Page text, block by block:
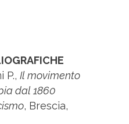
P., Il movimento
dal 1860
, Brescia,